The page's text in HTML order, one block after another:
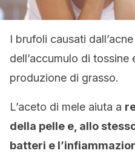
I brufoli causati
dell’accumulo di tossine
produzione di grasso.
L’aceto di mele aiuta a
della pelle e, allo
batteri e